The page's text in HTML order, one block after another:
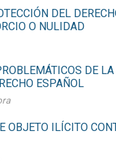
DEL
O NULIDAD
DE
ESPAÑOL
OBJETO ILÍCITO